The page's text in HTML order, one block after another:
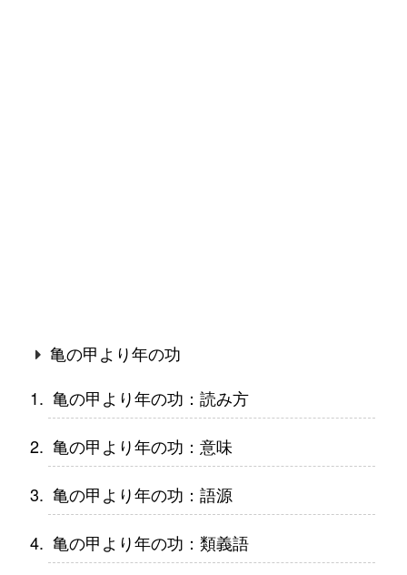
亀の甲より年の功
亀の甲より年の功：読み方
亀の甲より年の功：意味
亀の甲より年の功：語源
亀の甲より年の功：類義語